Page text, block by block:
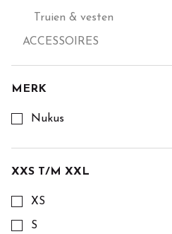
Truien & vesten
ACCESSOIRES
MERK
Nukus
XXS T/M XXL
XS
S